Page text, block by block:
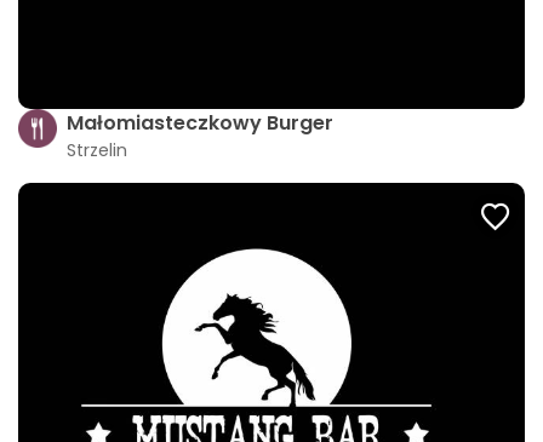
Małomiasteczkowy Burger
Strzelin